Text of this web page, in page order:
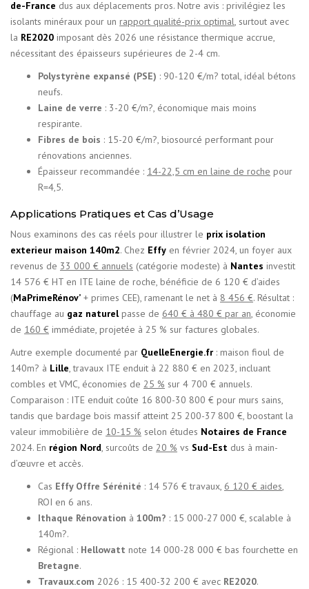
de-France dus aux déplacements pros. Notre avis : privilégiez les
isolants minéraux pour un rapport qualité-prix optimal, surtout avec
la RE2020 imposant dès 2026 une résistance thermique accrue,
nécessitant des épaisseurs supérieures de 2-4 cm.
Polystyrène expansé (PSE) : 90-120 €/m? total, idéal bétons
neufs.
Laine de verre : 3-20 €/m?, économique mais moins
respirante.
Fibres de bois : 15-20 €/m?, biosourcé performant pour
rénovations anciennes.
Épaisseur recommandée : 14-22,5 cm en laine de roche pour
R=4,5.
Applications Pratiques et Cas d’Usage
Nous examinons des cas réels pour illustrer le prix isolation
exterieur maison 140m2. Chez Effy en février 2024, un foyer aux
revenus de 33 000 € annuels (catégorie modeste) à Nantes investit
14 576 € HT en ITE laine de roche, bénéficie de 6 120 € d’aides
(MaPrimeRénov’ + primes CEE), ramenant le net à 8 456 €. Résultat :
chauffage au gaz naturelpasse de 640 € à 480 € par an, économie
de 160 € immédiate, projetée à 25 % sur factures globales.
Autre exemple documenté par QuelleEnergie.fr : maison fioul de
140m? à Lille, travaux ITE enduit à 22 880 € en 2023, incluant
combles et VMC, économies de 25 % sur 4 700 € annuels.
Comparaison : ITE enduit coûte 16 800-30 800 € pour murs sains,
tandis que bardage bois massif atteint 25 200-37 800 €, boostant la
valeur immobilière de 10-15 % selon études Notaires de France
2024. En région Nord, surcoûts de 20 % vs Sud-Est dus à main-
d’œuvre et accès.
Cas Effy Offre Sérénité : 14 576 € travaux, 6 120 € aides,
ROI en 6 ans.
Ithaque Rénovation à 100m? : 15 000-27 000 €, scalable à
140m?.
Régional : Hellowatt note 14 000-28 000 € bas fourchette en
Bretagne.
Travaux.com 2026 : 15 400-32 200 € avec RE2020.